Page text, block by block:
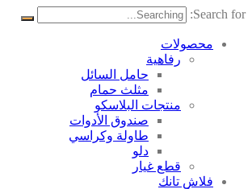
Search for:
محصولات
رفاهية
حامل السائل
مثلث حمام
منتجات البلاسکو
صندوق الأدوات
طاولة وكراسي
دلو
قطع غيار
فلاش تانك